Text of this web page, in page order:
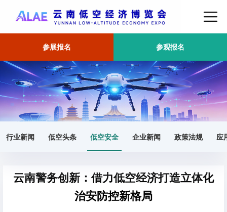
参展报名 参观报名
行业新闻 低空头条 低空安全 企业新闻 政策法规 应
首页 低空安全 正文
云南警务创新：借力低空经济打造立体化
治安防控新格局